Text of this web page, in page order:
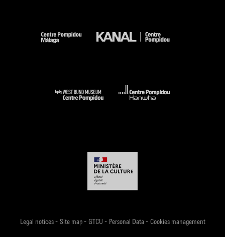
Legal notices- Site map- GTCU - Personal Data- Cookies management